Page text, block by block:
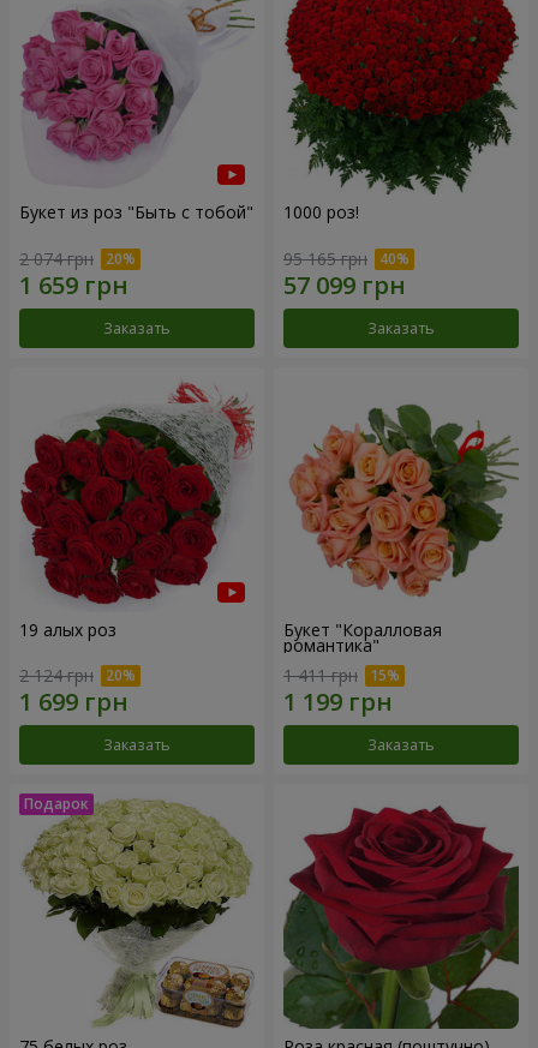
Букет из роз "Быть с тобой"
2 074 грн
Заказать
1000 роз!
95 165 грн
Заказать
19 алых роз
2 124 грн
Заказать
Букет "Коралловая
романтика"
1 411 грн
Заказать